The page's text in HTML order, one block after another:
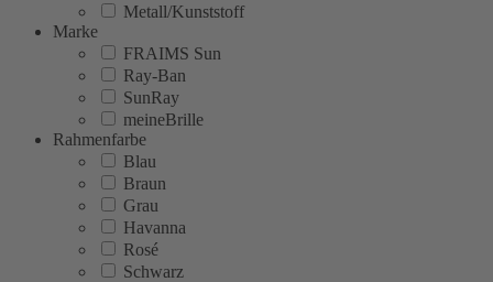
Metall/Kunststoff
Marke
FRAIMS Sun
Ray-Ban
SunRay
meineBrille
Rahmenfarbe
Blau
Braun
Grau
Havanna
Rosé
Schwarz